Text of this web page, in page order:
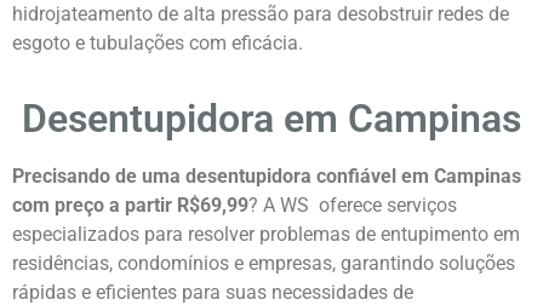
hidrojateamento de alta pressão para desobstruir redes de
esgoto e tubulações com eficácia.
Desentupidora em Campinas
Precisando de uma desentupidora confiável em Campinas
com preço a partir R$69,99? A WS oferece serviços
especializados para resolver problemas de entupimento em
residências, condomínios e empresas, garantindo soluções
rápidas e eficientes para suas necessidades de